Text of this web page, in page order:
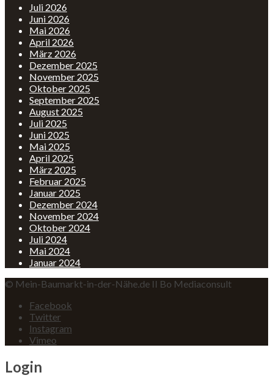
Juli 2026
Juni 2026
Mai 2026
April 2026
März 2026
Dezember 2025
November 2025
Oktober 2025
September 2025
August 2025
Juli 2025
Juni 2025
Mai 2025
April 2025
März 2025
Februar 2025
Januar 2025
Dezember 2024
November 2024
Oktober 2024
Juli 2024
Mai 2024
Januar 2024
© Mein-Baumarkt-in-der-Nähe.de II Bo Mediaconsult
Facebook
Twitter
Instagram
Vimeo
Login